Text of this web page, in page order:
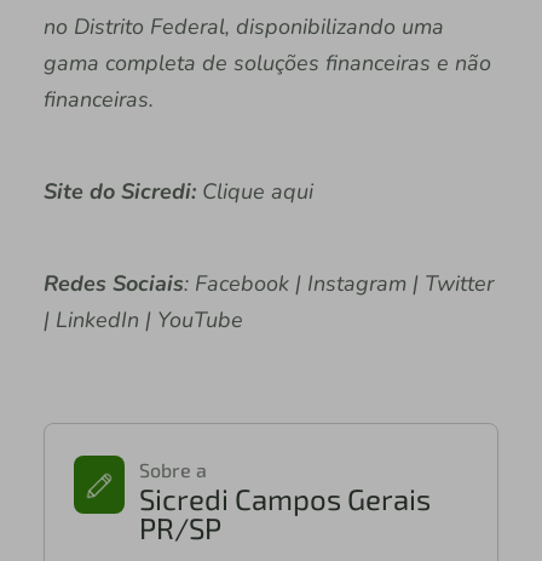
no Distrito Federal, disponibilizando uma
gama completa de soluções financeiras e não
financeiras.
Site do Sicredi:Clique aqui
Redes Sociais: Facebook | Instagram | Twitter
| LinkedIn | YouTube
Sobre a
Sicredi Campos Gerais
PR/SP